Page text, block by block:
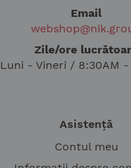
Email
Zile/ore
Luni - Vineri / 8:30AM -
Asistență
Contul meu